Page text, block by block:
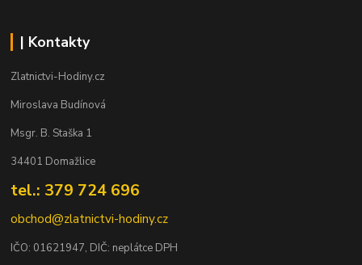
| Kontakty
Zlatnictvi-Hodiny.cz
Miroslava Budínová
Msgr. B. Staška 1
34401 Domažlice
tel.: 379 724 696
obchod@zlatnictvi-hodiny.cz
IČO: 01621947, DIČ: neplátce DPH